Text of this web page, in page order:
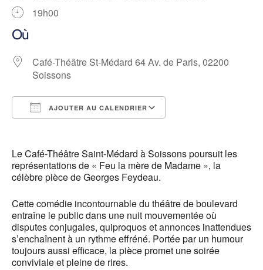
19h00
Où
Café-Théâtre St-Médard 64 Av. de Paris, 02200
Soissons
AJOUTER AU CALENDRIER
Le Café-Théâtre Saint-Médard à Soissons poursuit les
représentations de « Feu la mère de Madame », la
célèbre pièce de Georges Feydeau.
Cette comédie incontournable du théâtre de boulevard
entraîne le public dans une nuit mouvementée où
disputes conjugales, quiproquos et annonces inattendues
s’enchaînent à un rythme effréné. Portée par un humour
toujours aussi efficace, la pièce promet une soirée
conviviale et pleine de rires.